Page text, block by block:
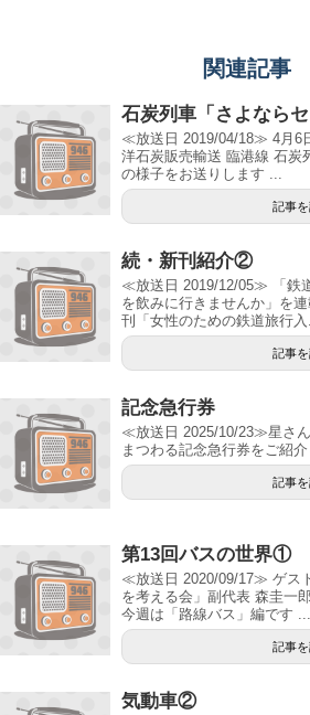
関連記事
石炭列車「さよなら
≪放送日 2019/04/18≫ 4月6
洋石炭販売輸送 臨港線 石炭
の様子をお送りします ...
記事
続・新刊紹介②
≪放送日 2019/12/05≫ 「鉄
を飲みに行きませんか」を
刊「女性のための鉄道旅行入
記事
記念急行券
≪放送日 2025/10/23≫星さ
まつわる記念急行券をご紹
記事
第13回バスの世界①
≪放送日 2020/09/17≫ ゲス
を考える会」副代表 森圭一
今週は「路線バス」編です ...
記事
気動車②